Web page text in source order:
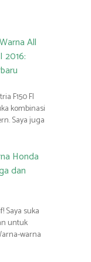
All
2016:
F150 FI
kombinasi
Saya juga
Honda
dan
Saya suka
untuk
warna